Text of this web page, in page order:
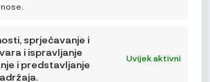
sprječavanje i
i ispravljanje
i predstavljanje
Uvijek aktivni